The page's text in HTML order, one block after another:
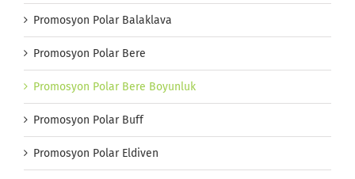
Promosyon Polar Balaklava
Promosyon Polar Bere
Promosyon Polar Bere Boyunluk
Promosyon Polar Buff
Promosyon Polar Eldiven